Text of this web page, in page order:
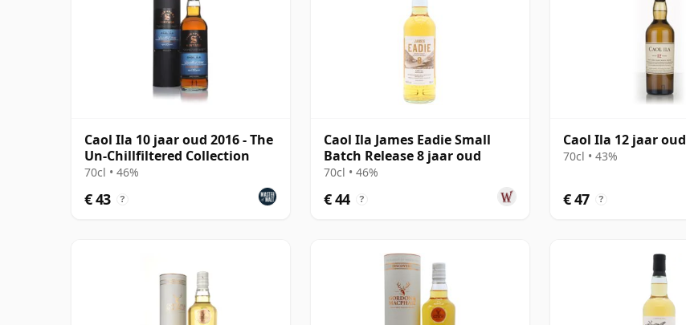
Caol Ila 10 jaar oud 2016 - The
Un-Chillfiltered Collection
70cl • 46%
€ 43 ?
Caol Ila James Eadie Small
Batch Release 8 jaar oud
70cl • 46%
€ 44 ?
Caol Ila 12 jaar oud
70cl • 43%
€ 47 ?